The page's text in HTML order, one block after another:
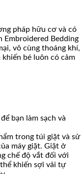
pháp hữu cơ và có
Embroidered Bedding
vô cùng thoáng khí,
khiến bé luôn có cảm
bạn làm sạch và
trong túi giặt và sử
máy giặt. Giặt ở
chế độ vắt đối với
khiến sợi vải tự